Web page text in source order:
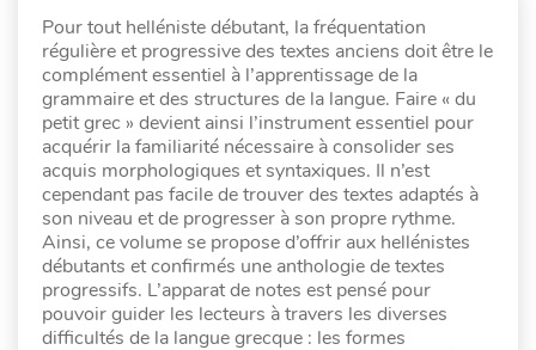
Pour tout helléniste débutant, la fréquentation
régulière et progressive des textes anciens doit être le
complément essentiel à l’apprentissage de la
grammaire et des structures de la langue. Faire « du
petit grec » devient ainsi l’instrument essentiel pour
acquérir la familiarité nécessaire à consolider ses
acquis morphologiques et syntaxiques. Il n’est
cependant pas facile de trouver des textes adaptés à
son niveau et de progresser à son propre rythme.
Ainsi, ce volume se propose d’offrir aux hellénistes
débutants et confirmés une anthologie de textes
progressifs. L’apparat de notes est pensé pour
pouvoir guider les lecteurs à travers les diverses
difficultés de la langue grecque : les formes